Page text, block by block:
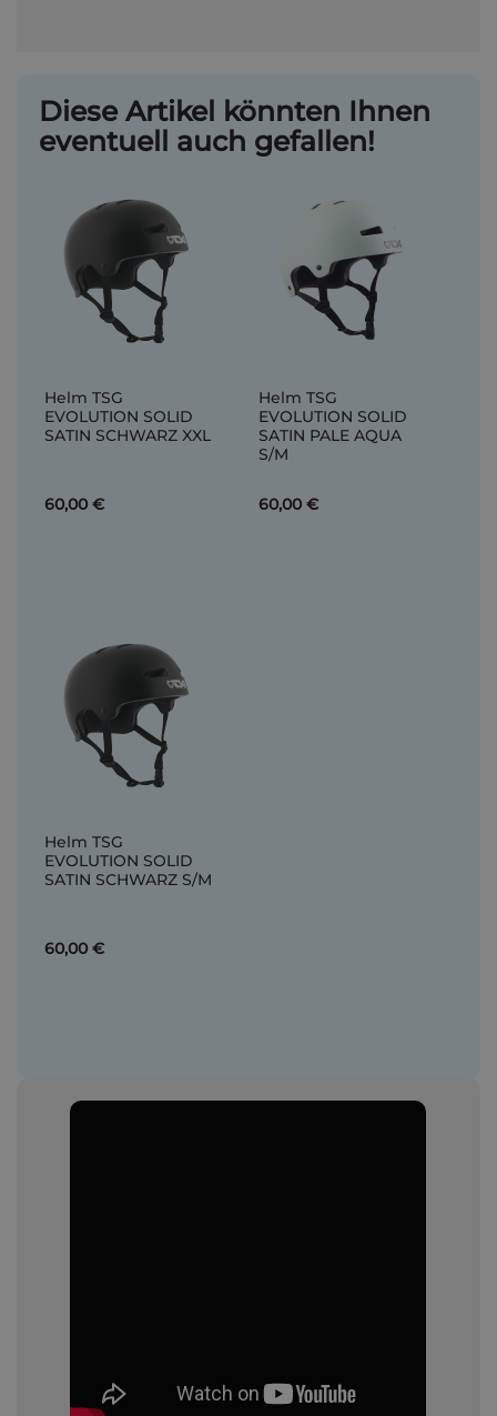
Diese Artikel könnten Ihnen
eventuell auch gefallen!
Helm TSG
EVOLUTION SOLID
SATIN SCHWARZ XXL
60,00 €
Helm TSG
EVOLUTION SOLID
SATIN PALE AQUA
S/M
60,00 €
Helm TSG
EVOLUTION SOLID
SATIN SCHWARZ S/M
60,00 €